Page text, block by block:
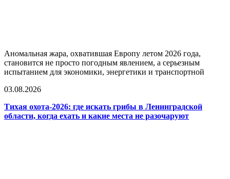
Аномальная жара, охватившая Европу летом 2026 года,
становится не просто погодным явлением, а серьезным
испытанием для экономики, энергетики и транспортной
03.08.2026
Тихая охота-2026: где искать грибы в Ленинградской
области, когда ехать и какие места не разочаруют